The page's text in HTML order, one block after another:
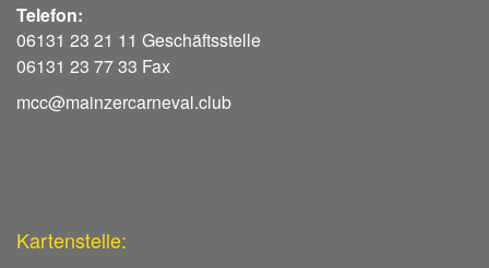
Telefon:
06131 23 21 11 Geschäftsstelle
06131 23 77 33 Fax
mcc@mainzercarneval.club
Kartenstelle: